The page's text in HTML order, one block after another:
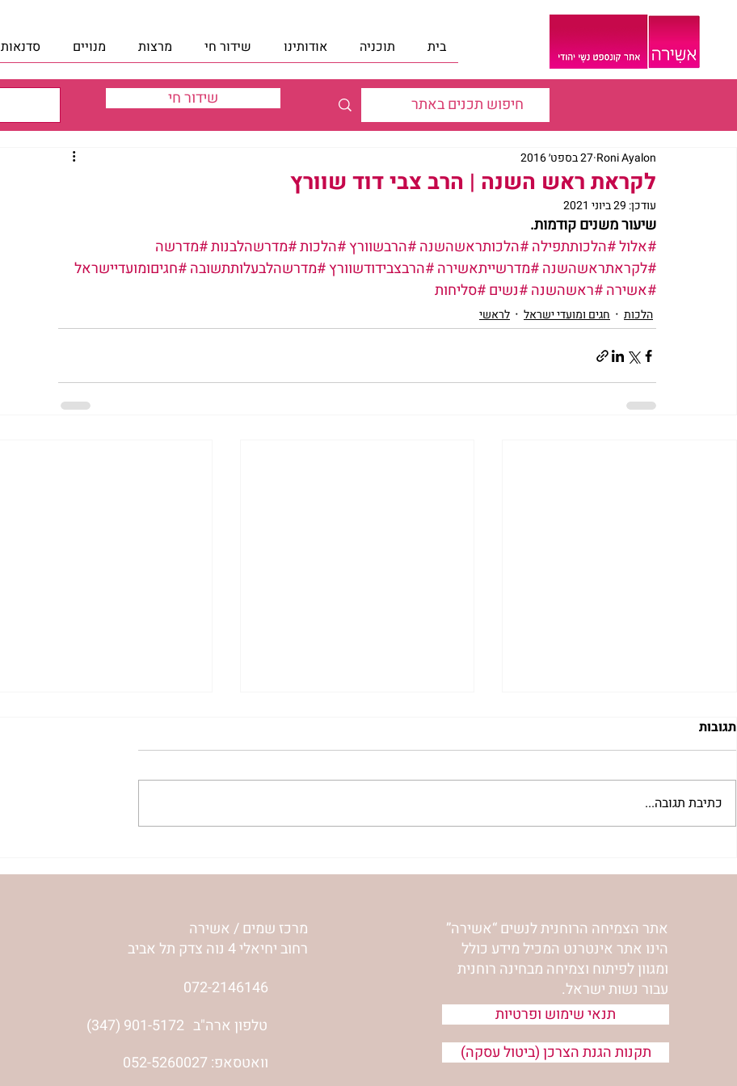
בית תוכניה אודותינו שידור חי מרצות מנויים סדנאות
שידור חי
לקראת ראש השנה | הרב צבי דוד שוורץ
Roni Ayalon 27 בספט׳ 2016
עודכן: 29 ביוני 2021
שיעור משנים קודמות.
#אלול#הלכותתפילה#הלכותראשהשנה#הרבשוורץ#הלכות#מדרשהלבנות#מדרשה
#לקראתראשהשנה#מדרשייתאשירה#הרבצבידודשוורץ#מדרשהלבעלותתשובה#חגיםומועדיישראל
#אשירה#ראשהשנה#נשים#סליחות
הלכות חגים ומועדי ישראל לראשי
פרקטית לשבתות וחגים | נורית
תגובות
כתיבת תגובה...
מרכז שמים / אשירה
רחוב יחיאלי 4 נוה צדק תל אביב
072-2146146
(347) 901-5172 טלפון ארה"ב
וואטסאפ: 052-5260027
אתר הצמיחה הרוחנית לנשים “אשירה”
הינו אתר אינטרנט המכיל מידע כולל
ומגוון לפיתוח וצמיחה מבחינה רוחנית
עבור נשות ישראל.
תנאי שימוש ופרטיות
תקנות הגנת הצרכן (ביטול עסקה)